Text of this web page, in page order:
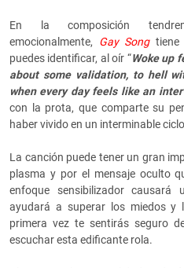
En la composición
emocionalmente, Gay Songtiene
puedes identificar, al oír “Woke up
about some validation, to hell
when every day feels like an
con la prota, que comparte su
haber vivido en un interminable
La canción puede tener un gran
plasma y por el mensaje oculto
enfoque sensibilizador
ayudará a superar los miedos y
primera vez te sentirás seguro
escuchar esta edificante rola.